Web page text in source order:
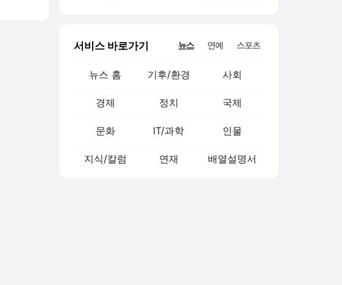
서비스 바로가기 뉴스 연예 스포츠
뉴스 홈 기후/환경 사회
경제 정치 국제
문화 IT/과학 인물
지식/칼럼 연재 배열설명서